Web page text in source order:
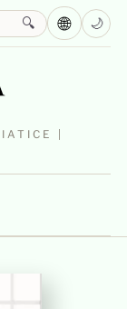
|
🔍 🌐 🌙